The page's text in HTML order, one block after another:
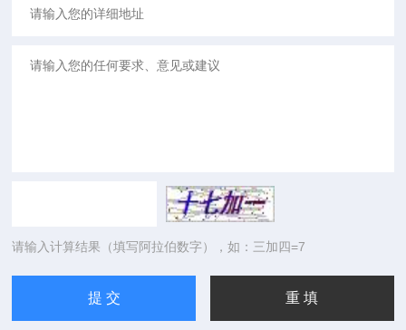
请输入计算结果（填写阿拉伯数字），如：三加四=7